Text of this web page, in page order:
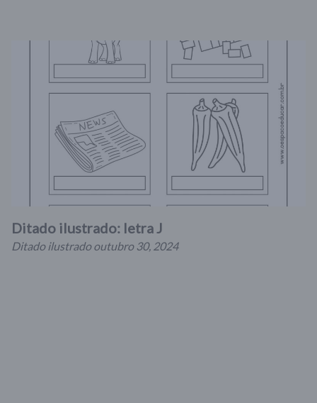
Ditado ilustrado: letra J
Ditado ilustrado outubro 30, 2024